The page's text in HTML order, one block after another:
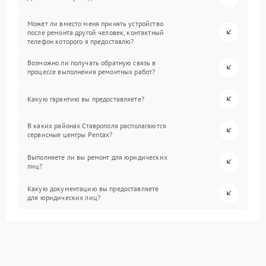
Может ли вместо меня принять устройство
после ремонта другой человек, контактный
телефон которого я предоставлю?
Возможно ли получать обратную связь в
процессе выполнения ремонтных работ?
Какую гарантию вы предоставляете?
В каких районах Ставрополя располагаются
сервисные центры Pentax?
Выполняете ли вы ремонт для юридических
лиц?
Какую документацию вы предоставляете
для юридических лиц?